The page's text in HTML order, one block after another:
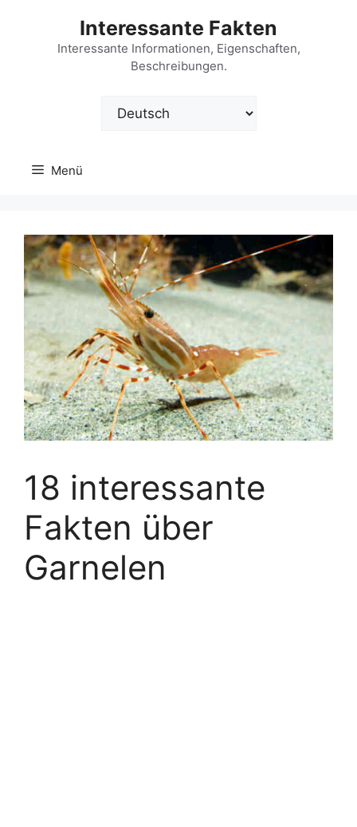
Interessante Fakten
Interessante Informationen, Eigenschaften,
Beschreibungen.
Sprache
auswählen
Menü
18 interessante
Fakten über
Garnelen